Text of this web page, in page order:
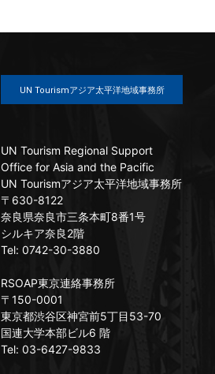
UN Tourismアジア太平洋地域事務所
UN Tourism Regional Support
Office for Asia and the Pacific
UN Tourismアジア太平洋地域事務所
〒630-8122
奈良県奈良市三条本町8番1号
シルキア奈良2階
Tel: 0742-30-3880
RSOAP東京連絡事務所
〒150-0001
東京都渋谷区神宮前5丁目53-70
国連大学本部ビル6 階
Tel: 03-6427-9833